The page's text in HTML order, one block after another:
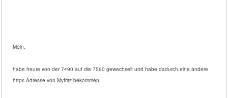
Moin,
habe heute von der 7490 auf die 7560 gewechselt und habe dadurch eine andere
https Adresse von Myfritz bekommen.